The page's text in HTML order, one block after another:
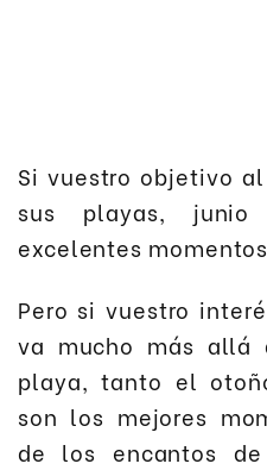
Si vuestro objetivo
sus playas,
excelentes
Pero si vuestro
va mucho más
playa, tanto el
son los mejores
de los encantos